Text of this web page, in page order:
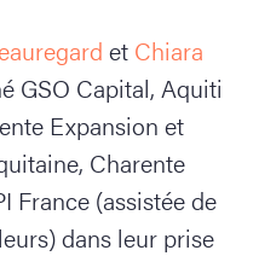
et Chiara
GSO Capital, Aquiti
Expansion et
Charente
France (assistée de
dans leur prise